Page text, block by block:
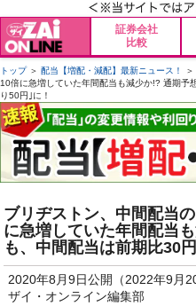
証券会社
比較
トップ＞ 配当【増配・減配】最新ニュース！
10倍に急増していた年間配当も減少か!? 通期予
り50円｣に！
ブリヂストン、中間配当
に急増していた年間配当
も、中間配当は前期比30
2020年8月9日公開（2022年9月
ザイ・オンライン編集部